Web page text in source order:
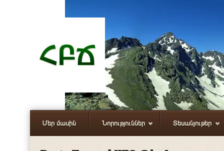
Մեր մասին Նորություններ Տեսանյութեր